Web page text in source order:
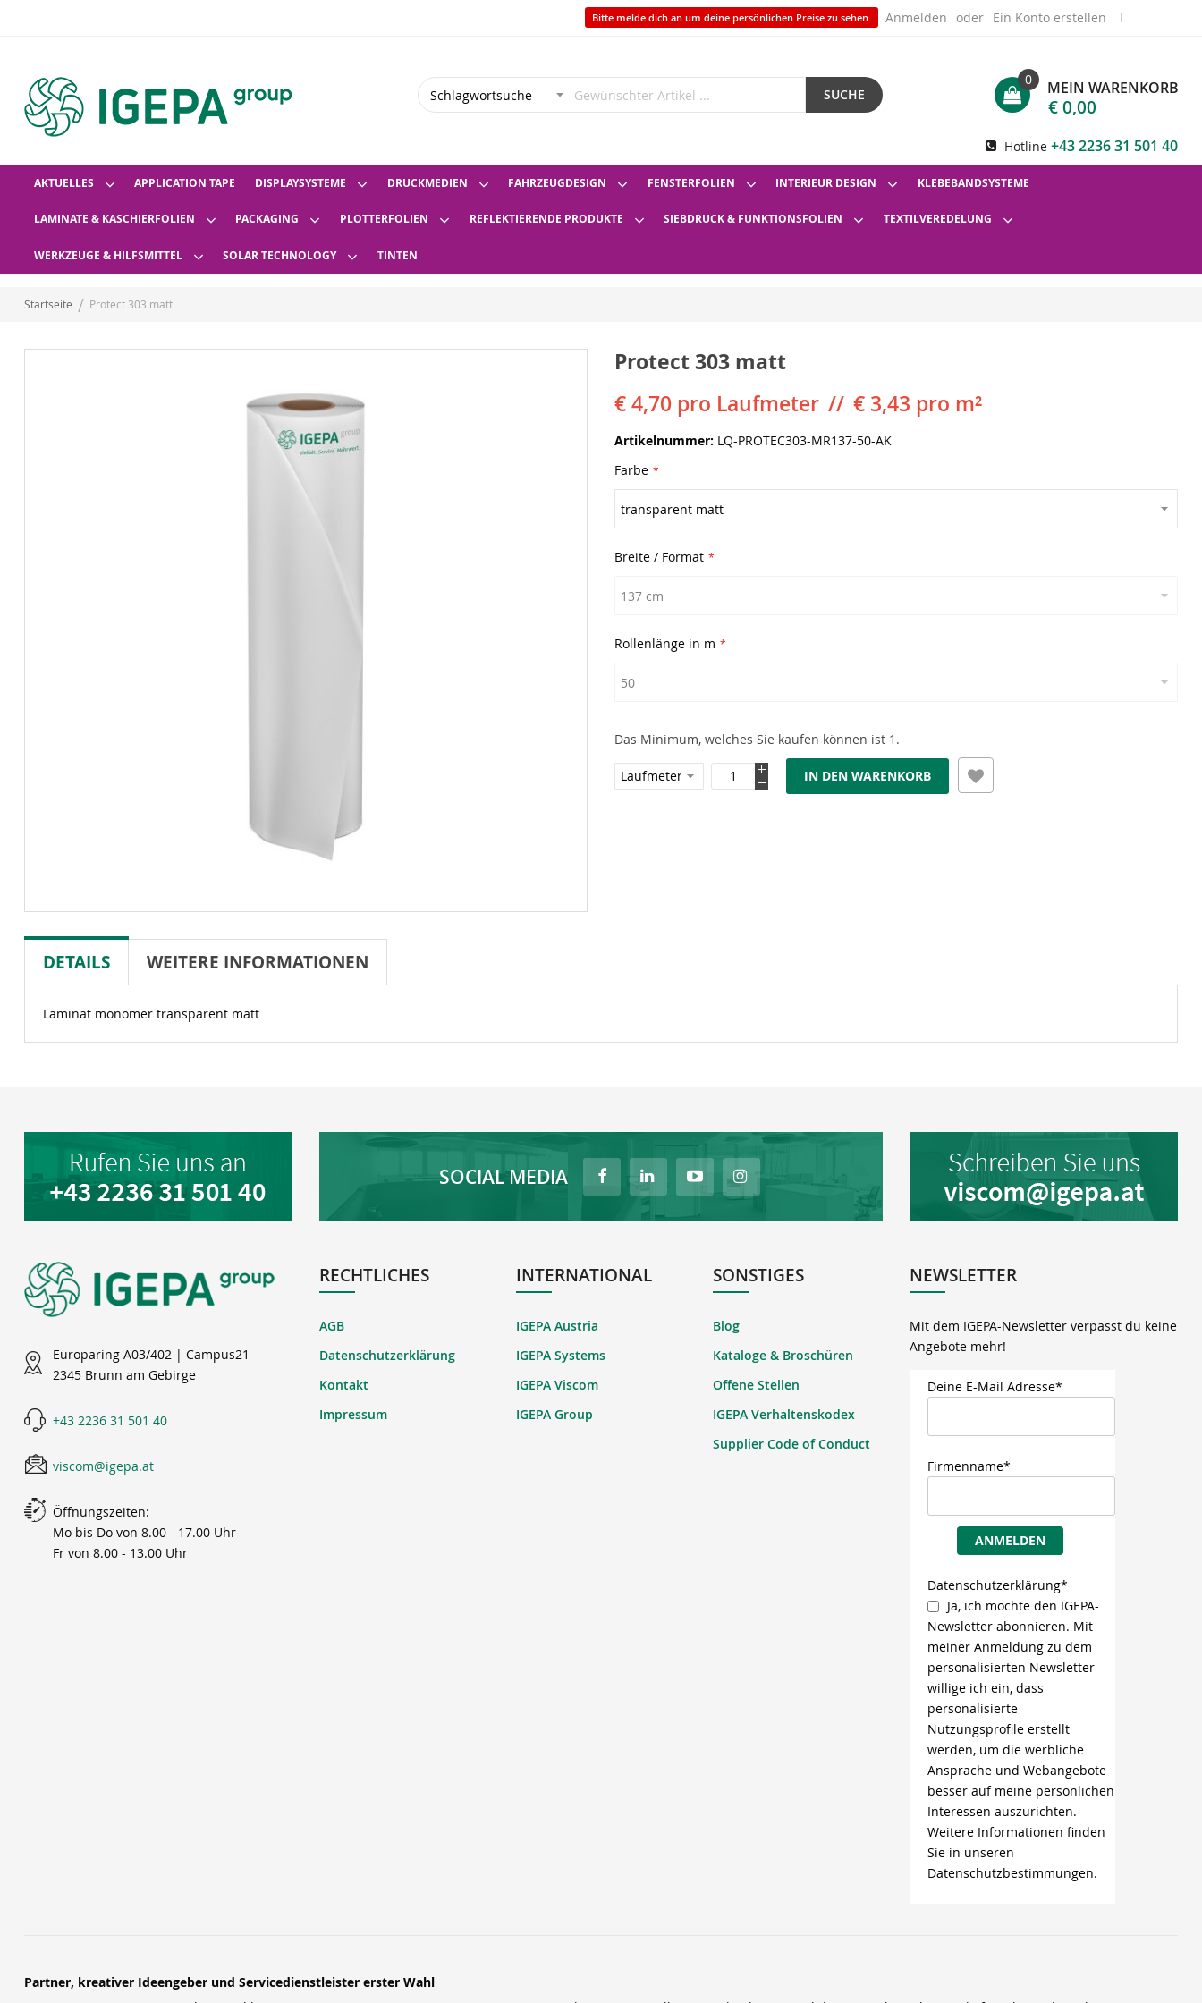
Bitte melde dich an um deine persönlichen Preise zu sehen. Anmelden Ein Konto erstellen
SUCHE MEIN WARENKORB
0
€ 0,00
Hotline +43 2236 31 501 40
AKTUELLES APPLICATION TAPE DISPLAYSYSTEME DRUCKMEDIEN FAHRZEUGDESIGN FENSTERFOLIEN INTERIEUR DESIGN KLEBEBANDSYSTEME
LAMINATE & KASCHIERFOLIEN PACKAGING PLOTTERFOLIEN REFLEKTIERENDE PRODUKTE SIEBDRUCK & FUNKTIONSFOLIEN TEXTILVEREDELUNG
WERKZEUGE & HILFSMITTEL SOLAR TECHNOLOGY TINTEN
Startseite Protect 303 matt
Protect 303 matt
€ 4,70 pro Laufmeter € 3,43 pro m²
Artikelnummer LQ-PROTEC303-MR137-50-AK
Farbe
Breite / Format
Rollenlänge in m
Das Minimum, welches Sie kaufen können ist 1.
IN DEN WARENKORB
DETAILS WEITERE INFORMATIONEN
Laminat monomer transparent matt
SOCIAL MEDIA
Europaring A03/402 | Campus21
2345 Brunn am Gebirge
+43 2236 31 501 40
viscom@igepa.at
Öffnungszeiten:
Mo bis Do von 8.00 - 17.00 Uhr
Fr von 8.00 - 13.00 Uhr
RECHTLICHES
AGB
Datenschutzerklärung
Kontakt
Impressum
INTERNATIONAL
IGEPA Austria
IGEPA Systems
IGEPA Viscom
IGEPA Group
SONSTIGES
Blog
Kataloge & Broschüren
Offene Stellen
IGEPA Verhaltenskodex
Supplier Code of Conduct
NEWSLETTER
Mit dem IGEPA-Newsletter verpasst du keine
Angebote mehr!
Deine E-Mail Adresse*
Firmenname*
ANMELDEN
Datenschutzerklärung*
Ja, ich möchte den IGEPA-
Newsletter abonnieren. Mit
meiner Anmeldung zu dem
personalisierten Newsletter
willige ich ein, dass
personalisierte
Nutzungsprofile erstellt
werden, um die werbliche
Ansprache und Webangebote
besser auf meine persönlichen
Interessen auszurichten.
Weitere Informationen finden
Sie in unseren
Datenschutzbestimmungen.
Partner, kreativer Ideengeber und Servicedienstleister erster Wahl